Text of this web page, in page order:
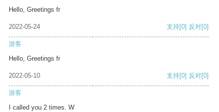
Hello, Greetings fr
2022-05-24 支持[0] 反对[0]
游客
Hello, Greetings fr
2022-05-10 支持[0] 反对[0]
游客
I called you 2 times. W